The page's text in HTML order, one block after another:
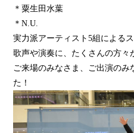
＊粟生田水葉
＊N.U.
実力派アーティスト5組によるス
歌声や演奏に、たくさんの方々
ご来場のみなさま、ご出演の
た！